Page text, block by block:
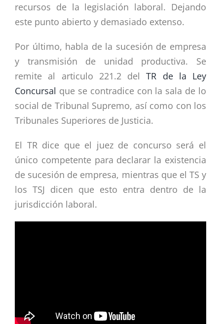
recursos de la legislación laboral. Dejando
este punto abierto y demasiado extenso.
Por último, habla de la sucesión de empresa
y transmisión de unidad productiva. Se
remite al articulo 221.2 delTR de la Ley
Concursal que se contradice con la sala de lo
social de Tribunal Supremo, así como con los
Tribunales Superiores de Justicia.
El TR dice que el juez de concurso será el
único competente para declarar la existencia
de sucesión de empresa, mientras que el TS y
los TSJ dicen que esto entra dentro de la
jurisdicción laboral.